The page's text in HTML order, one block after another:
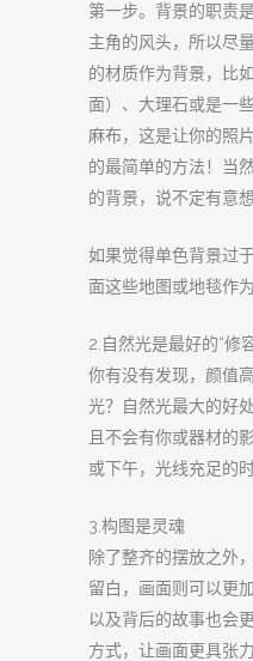
第一步。背景的职责
主角的风头，所以尽
的材质作为背景，比
面）、大理石或是一
麻布，这是让你的照
的最简单的方法！当
的背景，说不定有意
如果觉得单色背景过
面这些地图或地毯作
2.自然光是最好的“修
你有没有发现，颜值
光？自然光最大的好
且不会有你或器材的
或下午，光线充足的
3.构图是灵魂
除了整齐的摆放之外
留白，画面则可以更
以及背后的故事也会
方式，让画面更具张